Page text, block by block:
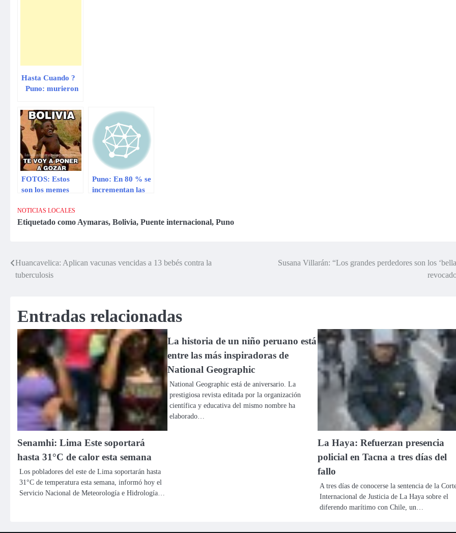
Hasta Cuando ?
Puno: murieron
tras choque
frontal entre
camión y tráiler
FOTOS: Estos
son los memes
partido entre
Perú vs. Bolivia
Puno: En 80 % se
incrementan las
NOTICIAS LOCALES
Etiquetado como Aymaras, Bolivia, Puente internacional, Puno
Navegación
Huancavelica: Aplican vacunas vencidas a 13 bebés contra la
tuberculosis
Susana Villarán: “Los grandes perdedores son los
Entradas relacionadas
Senamhi: Lima Este soportará
hasta 31°C de calor esta semana
Los pobladores del este de Lima soportarán hasta
31°C de temperatura esta semana, informó hoy el
Servicio Nacional de Meteorología e Hidrología…
La historia de un niño peruano está
entre las más inspiradoras de
National Geographic
National Geographic está de aniversario. La
prestigiosa revista editada por la organización
científica y educativa del mismo nombre ha
elaborado…
La Haya: Refuerzan presencia
policial en Tacna a tres días del
fallo
A tres días de conocerse la sentencia de la
Internacional de Justicia de La Haya sobre el
diferendo marítimo con Chile, un…